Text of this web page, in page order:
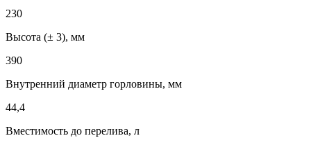
230
Высота (± 3), мм
390
Внутренний диаметр горловины, мм
44,4
Вместимость до перелива, л